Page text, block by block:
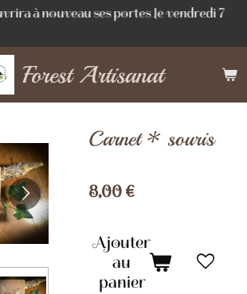
Forest Artisanat
à nouveau ses portes le vendredi 7
Carnet * souris
8,00 €
Ajouter
au
panier